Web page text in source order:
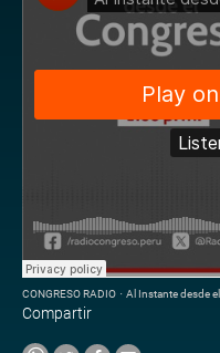
CONGRESO RADIO · Al Instante desde
Compartir